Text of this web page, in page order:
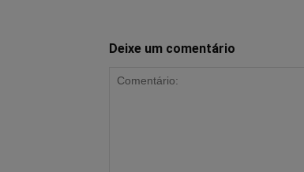
Deixe um comentário